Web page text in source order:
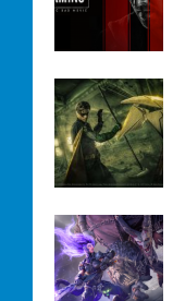
b
o
o